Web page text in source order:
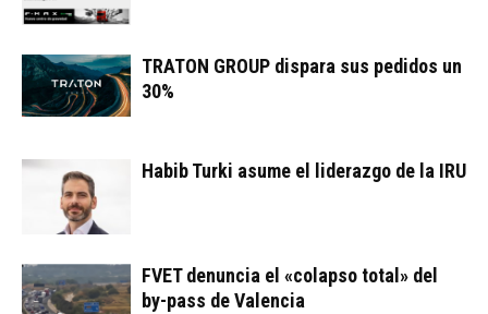
TRATON GROUP dispara sus pedidos un
30%
Habib Turki asume el liderazgo de la IRU
FVET denuncia el «colapso total» del
by-pass de Valencia